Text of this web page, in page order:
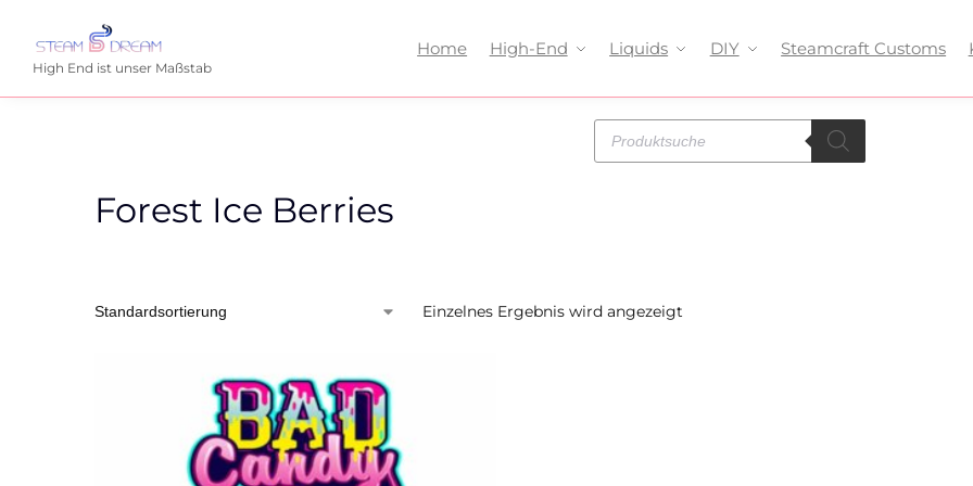
High End ist unser Maßstab
Home High-End Liquids DIY Steamcraft Customs
Forest Ice Berries
Einzelnes Ergebnis wird angezeigt